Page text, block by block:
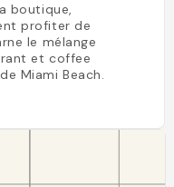
boutique,
profiter de
le mélange
et coffee
Miami Beach.